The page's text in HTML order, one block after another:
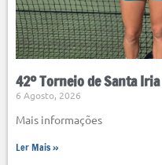
42º Torneio de Santa
6 Agosto, 2026
Mais informações
Ler Mais »